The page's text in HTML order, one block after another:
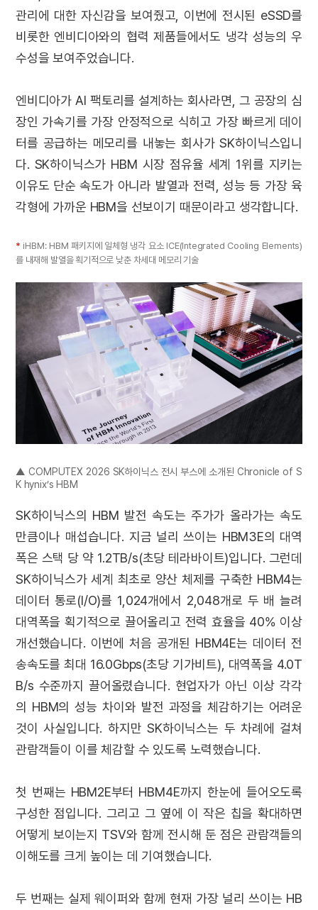
관리에 대한 자신감을 보여줬고, 이번에 전시된 eSSD를
비롯한 엔비디아와의 협력 제품들에서도 냉각 성능의 우
수성을 보여주었습니다.
엔비디아가 AI 팩토리를 설계하는 회사라면, 그 공장의 심
장인 가속기를 가장 안정적으로 식히고 가장 빠르게 데이
터를 공급하는 메모리를 내놓는 회사가 SK하이닉스입니
다. SK하이닉스가 HBM 시장 점유율 세계 1위를 지키는
이유도 단순 속도가 아니라 발열과 전력, 성능 등 가장 육
각형에 가까운 HBM을 선보이기 때문이라고 생각합니다.
* iHBM: HBM 패키지에 일체형 냉각 요소 ICE(Integrated Cooling Elements)
를 내재해 발열을 획기적으로 낮춘 차세대 메모리 기술
▲ COMPUTEX 2026 SK하이닉스 전시 부스에 소개된 Chronicle of S
K hynix’s HBM
SK하이닉스의 HBM 발전 속도는 주가가 올라가는 속도
만큼이나 매섭습니다. 지금 널리 쓰이는 HBM3E의 대역
폭은 스택 당 약 1.2TB/s(초당 테라바이트)입니다. 그런데
SK하이닉스가 세계 최초로 양산 체제를 구축한 HBM4는
데이터 통로(I/O)를 1,024개에서 2,048개로 두 배 늘려
대역폭을 획기적으로 끌어올리고 전력 효율을 40% 이상
개선했습니다. 이번에 처음 공개된 HBM4E는 데이터 전
송속도를 최대 16.0Gbps(초당 기가비트), 대역폭을 4.0T
B/s 수준까지 끌어올렸습니다. 현업자가 아닌 이상 각각
의 HBM의 성능 차이와 발전 과정을 체감하기는 어려운
것이 사실입니다. 하지만 SK하이닉스는 두 차례에 걸쳐
관람객들이 이를 체감할 수 있도록 노력했습니다.
첫 번째는 HBM2E부터 HBM4E까지 한눈에 들어오도록
구성한 점입니다. 그리고 그 옆에 이 작은 칩을 확대하면
어떻게 보이는지 TSV와 함께 전시해 둔 점은 관람객들의
이해도를 크게 높이는 데 기여했습니다.
두 번째는 실제 웨이퍼와 함께 현재 가장 널리 쓰이는 HB